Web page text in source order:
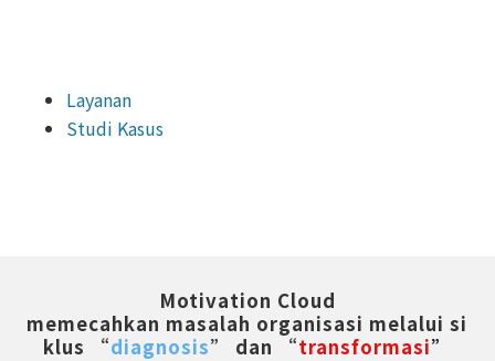
Layanan
Studi Kasus
Motivation Cloud
memecahkan masalah organisasi melalui si
klus “diagnosis” dan “transformasi”